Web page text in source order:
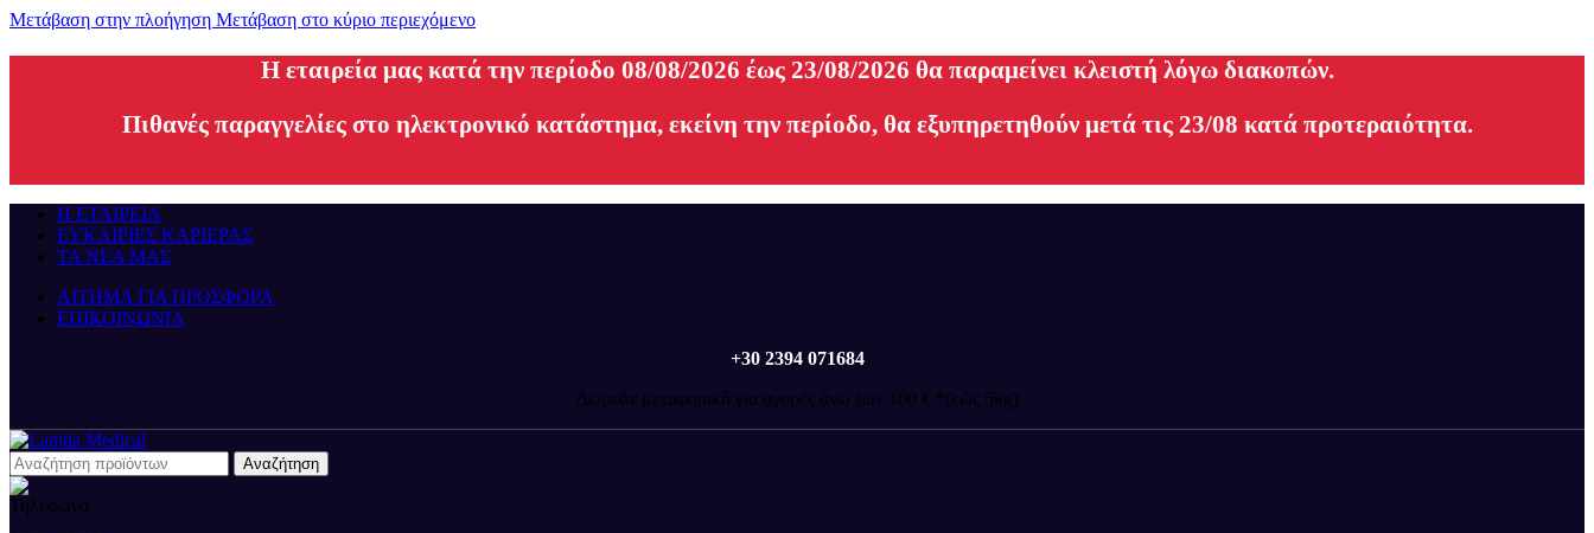
Μετάβαση στην πλοήγηση Μετάβαση στο κύριο περιεχόμενο
H εταιρεία μας κατά την περίοδο 08/08/2026 έως 23/08/2026 θα παραμείνει κλειστή λόγω διακοπών.
Πιθανές παραγγελίες στο ηλεκτρονικό κατάστημα, εκείνη την περίοδο, θα εξυπηρετηθούν μετά τις 23/08 κατά προτεραιότητα.
Η ΕΤΑΙΡΕΙΑ
ΕΥΚΑΙΡΙΕΣ ΚΑΡΙΕΡΑΣ
ΤΑ ΝΕΑ ΜΑΣ
ΑΙΤΗΜΑ ΓΙΑ ΠΡΟΣΦΟΡΑ
ΕΠΙΚΟΙΝΩΝΙΑ
+30 2394 071684
Δωρεάν μεταφορικά για αγορές άνω των 100 € *(εώς 5kg)
Αναζήτηση